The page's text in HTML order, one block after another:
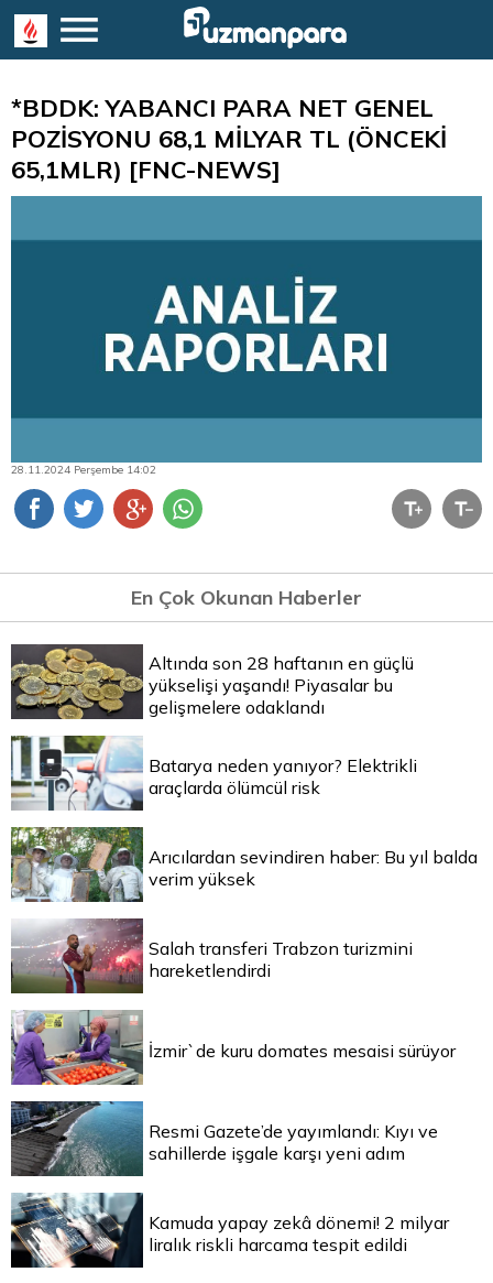
*BDDK: YABANCI PARA NET GENEL
POZİSYONU 68,1 MİLYAR TL (ÖNCEKİ
65,1MLR) [FNC-NEWS]
28.11.2024 Perşembe 14:02
En Çok Okunan Haberler
Altında son 28 haftanın en güçlü
yükselişi yaşandı! Piyasalar bu
gelişmelere odaklandı
Batarya neden yanıyor? Elektrikli
araçlarda ölümcül risk
Arıcılardan sevindiren haber: Bu yıl balda
verim yüksek
Salah transferi Trabzon turizmini
hareketlendirdi
İzmir`de kuru domates mesaisi sürüyor
Resmi Gazete’de yayımlandı: Kıyı ve
sahillerde işgale karşı yeni adım
Kamuda yapay zekâ dönemi! 2 milyar
liralık riskli harcama tespit edildi